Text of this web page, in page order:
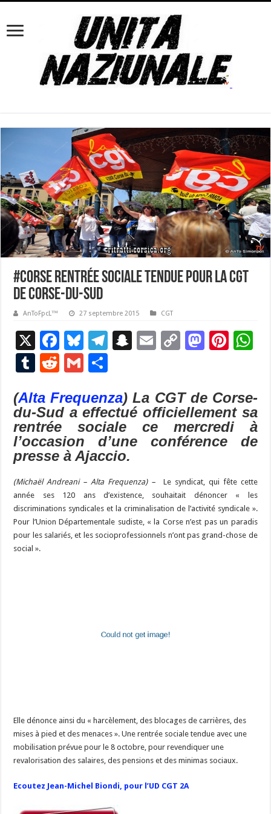
#Corse Rentrée sociale tendue pour la CGT
de Corse-du-Sud
AnToFpcL™ 27 septembre 2015 CGT
X
F
ac
e
b
o
o
k
Bl
u
es
ky
T
gr
a
m
S
p
c
h
E
l
C
y
Li
n
M
d
o
n
Pi
es
t
p
p
T
m
bl
r
R
d
di
t
G
ai
l
ta
g
er
(Alta Frequenza) La CGT de Corse-
du-Sud a effectué officiellement sa
rentrée sociale ce mercredi à
l’occasion d’une conférence de
presse à Ajaccio.
(Michaël Andreani – Alta Frequenza) –
Le syndicat, qui fête cette
année ses 120 ans d’existence, souhaitait dénoncer « les
discriminations syndicales et la criminalisation de l’activité syndicale ».
Pour l’Union Départementale sudiste, « la Corse n’est pas un paradis
pour les salariés, et les socioprofessionnels n’ont pas grand-chose de
social ».
Elle dénonce ainsi du « harcèlement, des blocages de carrières, des
mises à pied et des menaces ». Une rentrée sociale tendue avec une
mobilisation prévue pour le 8 octobre, pour revendiquer une
revalorisation des salaires, des pensions et des minimas sociaux.
Ecoutez Jean-Michel Biondi, pour l’UD CGT 2A